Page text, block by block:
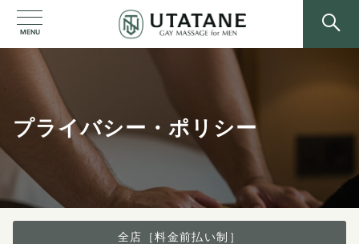
MENU
プライバシー・ポリシー
全店［料金前払い制］